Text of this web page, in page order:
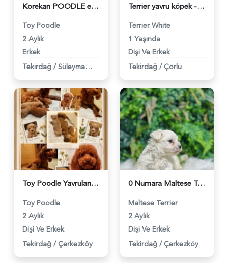
Korekan POODLE erkek yavru - 5526
Toy Poodle
2 Aylık
Erkek
Tekirdağ / Süleymanpaşa
Terrier yavru köpek - 4796
Terrier White
1 Yaşında
Dişi Ve Erkek
Tekirdağ / Çorlu
Toy Poodle Yavrularımız Sahiplendirme - 4401
Toy Poodle
2 Aylık
Dişi Ve Erkek
Tekirdağ / Çerkezköy
0 Numara Maltese Terrier Dişi ve Erkek Yavrularımız - 1736
Maltese Terrier
2 Aylık
Dişi Ve Erkek
Tekirdağ / Çerkezköy